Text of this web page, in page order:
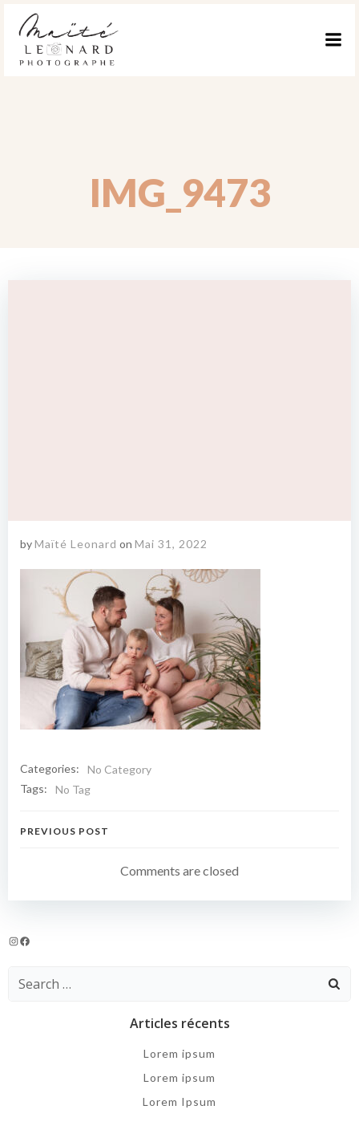
IMG_9473
byMaïté Leonard on Mai 31, 2022
Categories:
No Category
Tags:
No Tag
Navigation
l’article
PREVIOUS POST
Comments are closed
Instagram
Facebook
Search
Articles récents
Lorem ipsum
Lorem ipsum
Lorem Ipsum